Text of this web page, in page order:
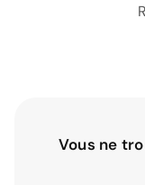
Vous ne